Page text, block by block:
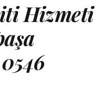
Hizmeti